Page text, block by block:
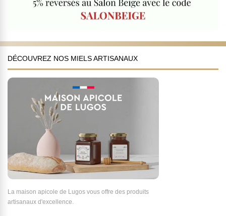
DÉCOUVREZ NOS MIELS ARTISANAUX
La maison apicole de Lugos vous offre des produits
artisanaux d'excellence.